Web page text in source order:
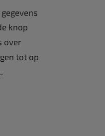
knop
over
tot op